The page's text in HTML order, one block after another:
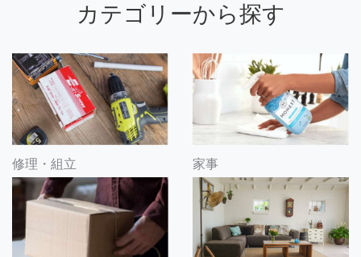
カテゴリーから探す
修理・組立 家事